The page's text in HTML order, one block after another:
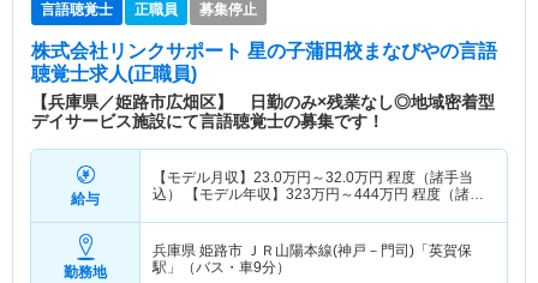
言語聴覚士 正職員 募集停止
株式会社リンクサポート 星の子蒲田校まなびやの言語
聴覚士求人(正職員)
【兵庫県／姫路市広畑区】 日勤のみ×残業なし◎地域密着型
デイサービス施設にて言語聴覚士の募集です！
給与
【モデル月収】 23.0万円～32.0万円 程度（諸手当
込） 【モデル年収】 323万円～444万円 程度（諸手
勤務地
兵庫県 姫路市 ＪＲ山陽本線(神戸－門司)「英賀保
駅」（バス・車9分）